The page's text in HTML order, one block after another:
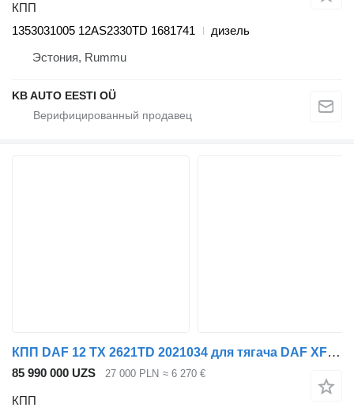
КПП
1353031005 12AS2330TD 1681741
дизель
Эстония, Rummu
KB AUTO EESTI OÜ
КПП DAF 12 TX 2621TD 2021034 для тягача DAF XF 106 530 LIFT
85 990 000 UZS 27 000 PLN ≈ 6 270 €
КПП